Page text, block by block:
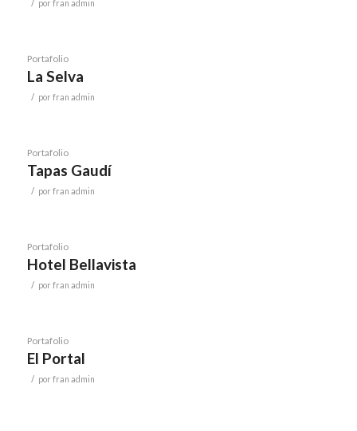
por fran admin
Portafolio
La Selva
/ por fran admin
Portafolio
Tapas Gaudí
/ por fran admin
Portafolio
Hotel Bellavista
/ por fran admin
Portafolio
El Portal
/ por fran admin